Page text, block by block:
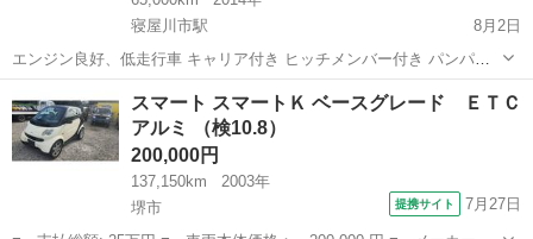
寝屋川市駅
8月2日
エンジン良好、低走行車 キャリア付き ヒッチメンバー付き パンパ
ー、同色塗装ズミ めちゃくちゃカッコいいです！ 他と被らない車間違
いなしです。 凹みなし、多少の小傷あり スタッドレスタイヤ履いてま
すが、タイヤ新品に交換しま...
寝屋川市駅 その他
スマート スマートＫ ベースグレード ＥＴＣ
アルミ （検10.8）
200,000円
137,150km
2003年
堺市
提携サイト 7月27日